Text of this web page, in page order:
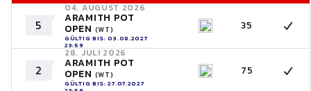
5
04. AUGUST 2026
ARAMITH POT
OPEN (WT)
GÜLTIG BIS: 03.08.2027
23:59
35
2
28. JULI 2026
ARAMITH POT
OPEN (WT)
GÜLTIG BIS: 27.07.2027
75